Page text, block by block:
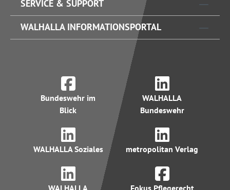
SERVICE & SUPPORT
WALHALLA INFORMATIONSPORTAL
Bundeswehr im
Blick
WALHALLA
Bundeswehr
WALHALLA Soziales metropolitan Verlag
WALHALLA Fokus Pflegerecht